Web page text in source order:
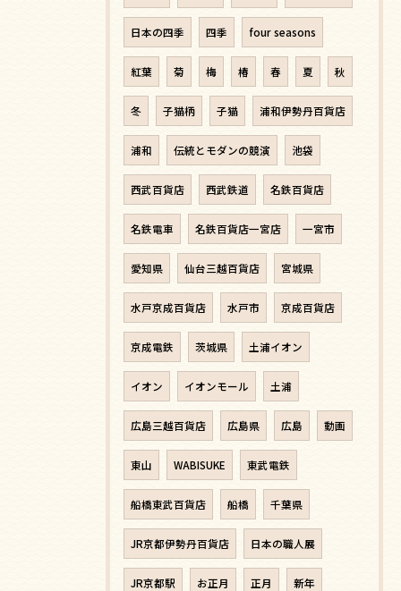
日本の四季 四季 four seasons
紅葉 菊 梅 椿 春 夏 秋
冬 子猫柄 子猫 浦和伊勢丹百貨店
浦和 伝統とモダンの競演 池袋
西武百貨店 西武鉄道 名鉄百貨店
名鉄電車 名鉄百貨店一宮店 一宮市
愛知県 仙台三越百貨店 宮城県
水戸京成百貨店 水戸市 京成百貨店
京成電鉄 茨城県 土浦イオン
イオン イオンモール 土浦
広島三越百貨店 広島県 広島 動画
東山 WABISUKE 東武電鉄
船橋東武百貨店 船橋 千葉県
JR京都伊勢丹百貨店 日本の職人展
JR京都駅 お正月 正月 新年